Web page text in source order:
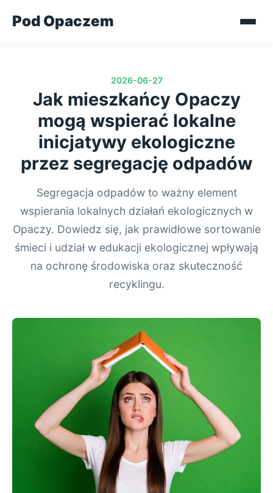
Pod Opaczem
2026-06-27
Jak mieszkańcy Opaczy
mogą wspierać lokalne
inicjatywy ekologiczne
przez segregację odpadów
Segregacja odpadów to ważny element
wspierania lokalnych działań ekologicznych w
Opaczy. Dowiedz się, jak prawidłowe sortowanie
śmieci i udział w edukacji ekologicznej wpływają
na ochronę środowiska oraz skuteczność
recyklingu.